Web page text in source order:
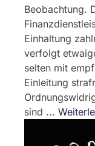
Beobachtung.
Einhaltung
verfolgt
selten mit
Einleitung
sind ...